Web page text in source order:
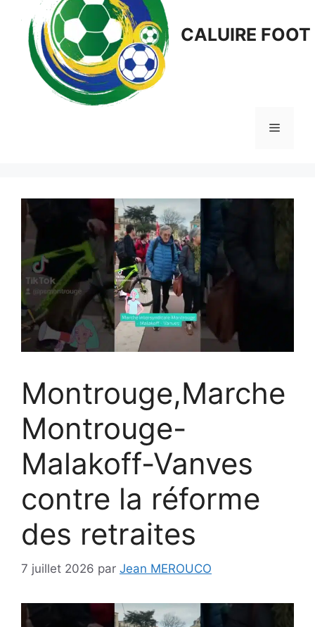
CALUIRE FOOT
Menu
Montrouge,Marche
Montrouge-
Malakoff-Vanves
contre la réforme
des retraites
7 juillet 2026 par Jean MEROUCO